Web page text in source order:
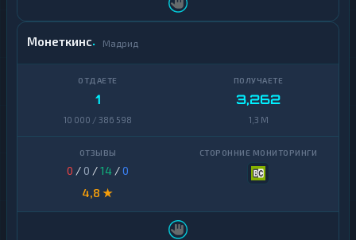
Монеткинс Мадрид
1
10 000 / 386 598
3,262
1,3 M
0 / 0 /14 /0
4,8 ★
Zcash1